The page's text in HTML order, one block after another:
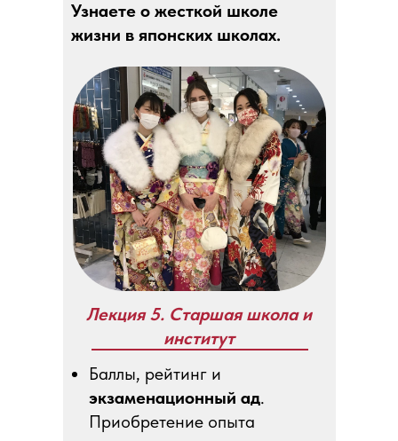
Узнаете о жесткой школе
жизни в японских школах.
Баллы, рейтинг и
экзаменационный ад.
Приобретение опыта
Лекция 5. Старшая школа и
институт